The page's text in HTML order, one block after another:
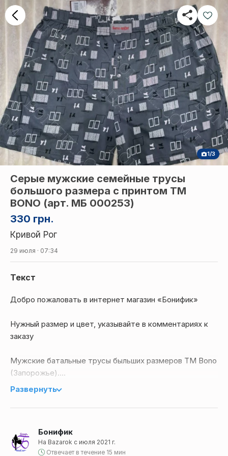
1/3
330 грн.
Серые мужские семейные трусы
большого размера с принтом ТМ
BONO (арт. МБ 000253)
Кривой Рог
29 июля · 07:34
Бонифик
На Bazarok с июля 2021 г.
Отвечает в течение 15 мин
Текст
Добро пожаловать в интернет магазин «Бонифик»
Нужный размер и цвет, указывайте в комментариях к
заказу
Мужские батальные трусы быльших размеров ТМ Bono
(Запорожье).
украшена современным абстрактным рисунком с
придает изделию актуальный и лаконичный вид.
Развернуть